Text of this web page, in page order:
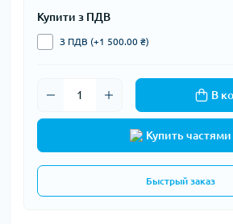
Купити з ПДВ
З ПДВ (+1 500.00 ₴)
В
Купить частями
Быстрый заказ